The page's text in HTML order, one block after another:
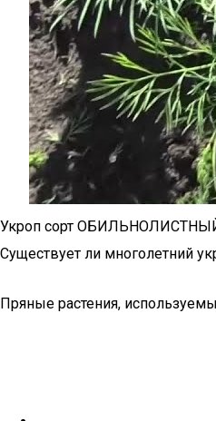
Укроп сорт
Существует ли многолетний
Пряные растения,